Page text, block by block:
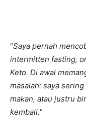
“Saya pernah
intermitten fasting,
Keto. Di awal
masalah: saya
makan, atau justru
kembali.”